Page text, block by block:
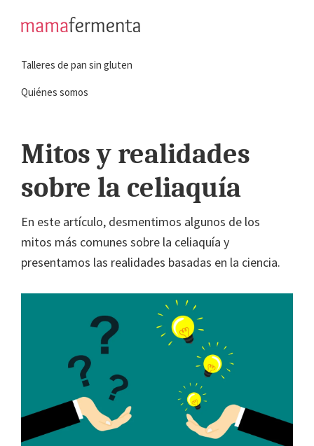
navegación
principal
principal
a
hacer
gluten
Talleres de pan sin gluten
Quiénes somos
Mitos y realidades
sobre la celiaquía
En este artículo, desmentimos algunos de los
mitos más comunes sobre la celiaquía y
presentamos las realidades basadas en la ciencia.